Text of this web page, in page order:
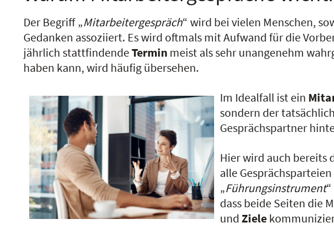
Der Begriff „Mitarbeitergespräch“ wird bei vielen Menschen,
Gedanken assoziiert. Es wird oftmals mit Aufwand für die
jährlich stattfindendeTermin meist als sehr unangenehm
haben kann, wird häufig übersehen.
Im Idealfall ist ein
sondern der
Gesprächspartner
Hier wird auch bereits
alle
„Führungsinstrument
dass beide Seiten die
undZiele